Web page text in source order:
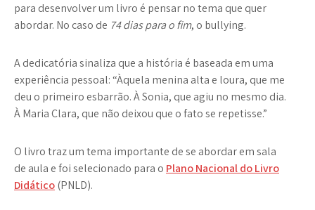
para desenvolver um livro é pensar no tema que quer
abordar. No caso de 74 dias para o fim, o bullying.
A dedicatória sinaliza que a história é baseada em uma
experiência pessoal: “Àquela menina alta e loura, que me
deu o primeiro esbarrão. À Sonia, que agiu no mesmo dia.
À Maria Clara, que não deixou que o fato se repetisse.”
O livro traz um tema importante de se abordar em sala
de aula e foi selecionado para o Plano Nacional do Livro
Didático(PNLD).